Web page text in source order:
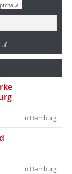
⇗
in Hamburg
in Hamburg